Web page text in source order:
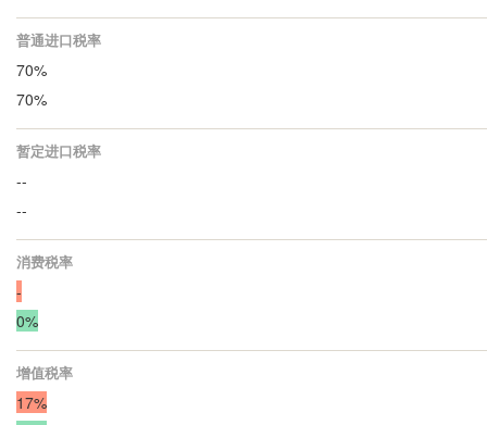
普通进口税率
70%
70%
暂定进口税率
--
--
消费税率
-
0%
增值税率
17%